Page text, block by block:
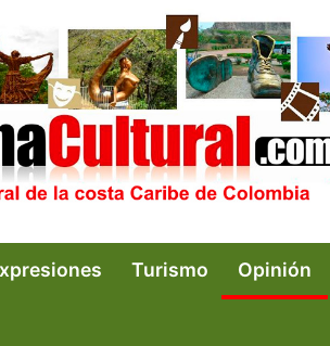
Turismo Opinión